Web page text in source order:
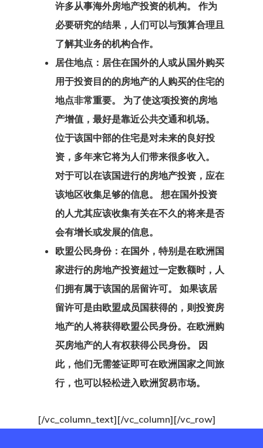
许多从事海外房地产投资的机构。 作为
必要研究的结果，人们可以与预算合理且
了解其业务的机构合作。
居住地点：居住在国外的人或从国外购买
用于投资目的的房地产的人购买的住宅的
地点非常重要。 为了使这项投资的房地
产增值，最好是靠近公共交通和机场。
位于该国中部的住宅是对未来的良好投
资，多年来它将为人们带来很多收入。
对于可以在该国进行的房地产投资，应在
该地区收集足够的信息。 想在国外投资
的人尤其应该收集有关在不久的将来是否
会有增长或发展的信息。
欧盟公民身份：在国外，特别是在欧洲国
家进行的房地产投资超过一定数额时，人
们拥有属于该国的居留许可。 如果该居
留许可是由欧盟成员国获得的，则投资房
地产的人将获得欧盟公民身份。 在欧洲购
买房地产的人有权获得公民身份。 因
此，他们无需签证即可在欧洲国家之间旅
行，也可以轻松进入欧洲贸易市场。
[/vc_column_text][/vc_column][/vc_row]
我们在土耳其
事处
拉脱维亚
拉脱维亚创业
计划
搜索请求
支付
支付失败
数据政策
欧盟临时居留
– 创业签证计
欧盟居留和工
可
沟通
爱沙尼亚